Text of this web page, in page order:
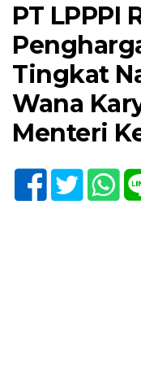
PT LPPPI
Tingkat
Wana
Menteri